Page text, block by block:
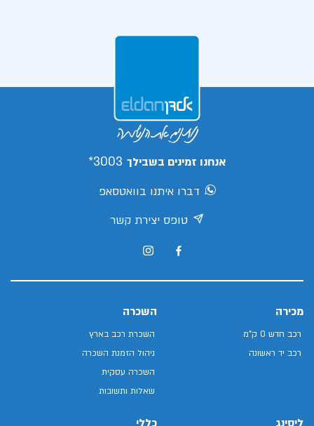
אנחנו זמינים בשבילך 3003*
דברו איתנו בוואטסאפ
טופס יצירת קשר
מכירה
רכב חדש 0 ק"מ
רכב יד ראשונה
השכרה
השכרת רכב בארץ
ניהול הזמנת השכרה
השכרה עסקית
שאלות ותשובות
ליסינג כללי